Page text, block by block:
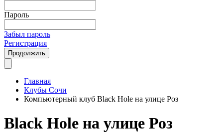
Пароль
Забыл пароль
Регистрация
Продолжить
Главная
Клубы Сочи
Компьютерный клуб Black Hole на улице Роз
Black Hole на улице Роз